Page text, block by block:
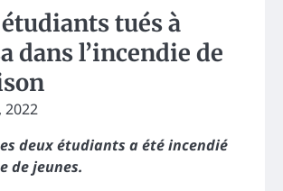
tués à
dans l’incendie de
2022
deux étudiants a été incendié
de jeunes.